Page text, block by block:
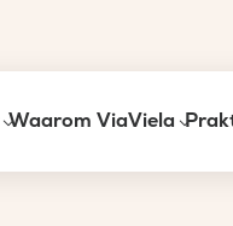
Waarom ViaViela